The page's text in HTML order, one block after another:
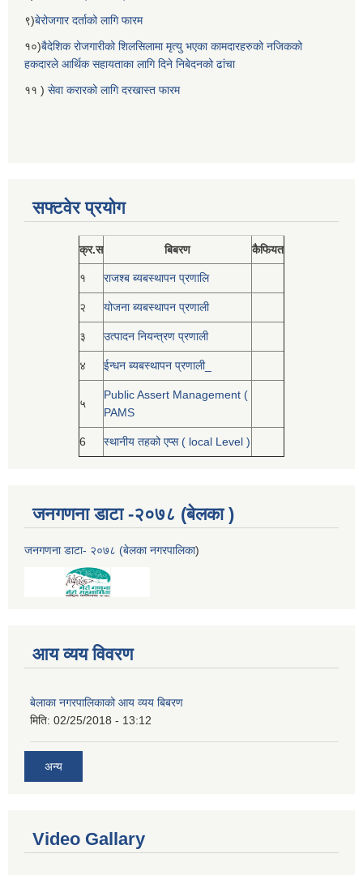
९)बेरोजगार दर्ताको लागि फारम
१०)बैदेशिक रोजगारीको शिलसिलामा मृत्यु भएका कामदारहरुको नजिकको
हकदारले आर्थिक सहायताका लागि दिने निबेदनको ढांचा
११ ) सेवा करारको लागि दरखास्त फारम
सफ्टवेर प्रयोग
क्र.स बिबरण कैफियत
१ राजश्ब ब्यबस्थापन प्रणालि
२ योजना ब्यबस्थापन प्रणाली
३ उत्पादन नियन्त्रण प्रणाली
४ ईन्धन ब्यबस्थापन प्रणाली_
५
Public Assert Management (
PAMS
6 स्थानीय तहको एप्स ( local Level )
जनगणना डाटा -२०७८ (बेलका )
जनगणना डाटा- २०७८ (बेलका नगरपालिका)
आय व्यय विवरण
बेलाका नगरपालिकाको आय व्यय बिबरण
मिति: 02/25/2018 - 13:12
अन्य
Video Gallary